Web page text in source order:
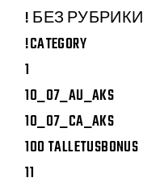
! БЕЗ РУБРИКИ
!CATEGORY
1
10_07_AU_AKS
10_07_CA_AKS
100 TALLETUSBONUS
11